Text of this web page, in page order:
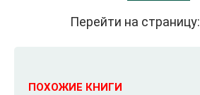
Перейти на страницу:
ПОХОЖИЕ КНИГИ